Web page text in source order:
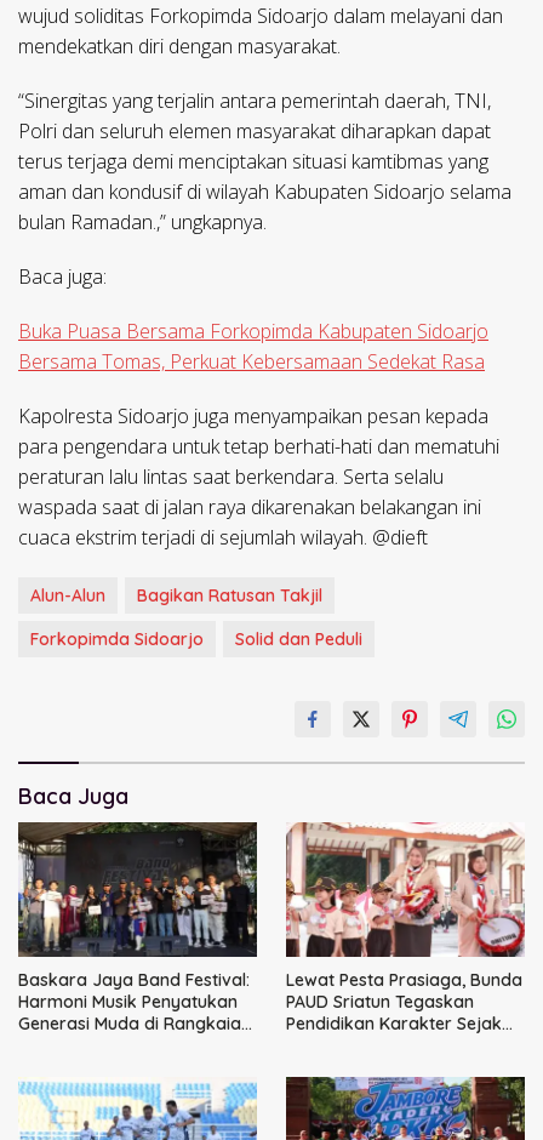
wujud soliditas Forkopimda Sidoarjo dalam melayani dan
mendekatkan diri dengan masyarakat.
“Sinergitas yang terjalin antara pemerintah daerah, TNI,
Polri dan seluruh elemen masyarakat diharapkan dapat
terus terjaga demi menciptakan situasi kamtibmas yang
aman dan kondusif di wilayah Kabupaten Sidoarjo selama
bulan Ramadan.,” ungkapnya.
Baca juga:
Buka Puasa Bersama Forkopimda Kabupaten Sidoarjo
Bersama Tomas, Perkuat Kebersamaan Sedekat Rasa
Kapolresta Sidoarjo juga menyampaikan pesan kepada
para pengendara untuk tetap berhati-hati dan mematuhi
peraturan lalu lintas saat berkendara. Serta selalu
waspada saat di jalan raya dikarenakan belakangan ini
cuaca ekstrim terjadi di sejumlah wilayah. @dieft
Alun-Alun
Bagikan Ratusan Takjil
Forkopimda Sidoarjo
Solid dan Peduli
Baca Juga
Baskara Jaya Band Festival:
Harmoni Musik Penyatukan
Generasi Muda di Rangkaian
Lewat Pesta Prasiaga, Bunda
PAUD Sriatun Tegaskan
Pendidikan Karakter Sejak